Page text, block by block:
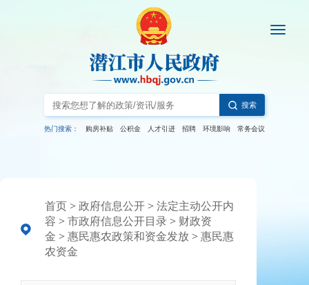
搜索
热门搜索： 购房补贴 公积金 人才引进 招聘 环境影响 常务会议
首页 > 政府信息公开 > 法定主动公开内
容 > 市政府信息公开目录 > 财政资
金 > 惠民惠农政策和资金发放 > 惠民惠
农资金